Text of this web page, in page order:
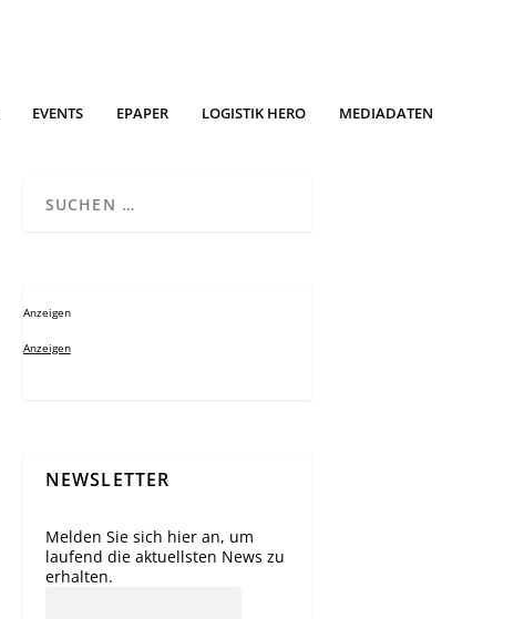
EVENTS EPAPER LOGISTIK HERO MEDIADATEN
Anzeigen
Anzeigen
NEWSLETTER
Melden Sie sich hier an, um
laufend die aktuellsten News zu
erhalten.